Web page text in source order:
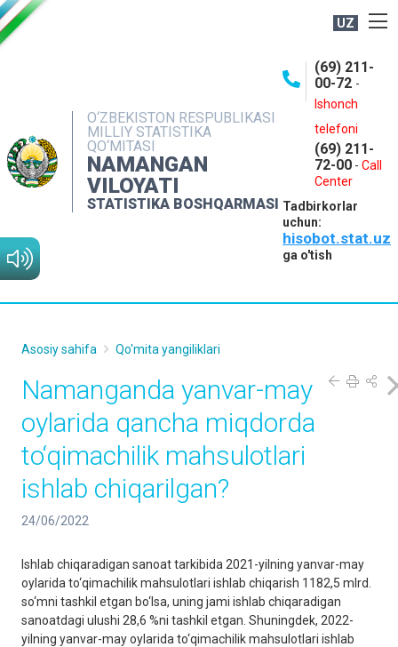
UZ
O‘ZBEKISTON RESPUBLIKASI
MILLIY STATISTIKA
QO‘MITASI
NAMANGAN
VILOYATI
STATISTIKA BOSHQARMASI
(69) 211-
00-72 -
Ishonch
telefoni
(69) 211-
72-00 - Call
Center
Tadbirkorlar
uchun:
hisobot.stat.uz
ga o'tish
NASHRLAR
INTERAKTIV XIZMATLAR
MATBUOT XIZMATI
MUROJAATLAR
Asosiy sahifa Qo'mita yangiliklari
Namanganda yanvar-may
oylarida qancha miqdorda
to‘qimachilik mahsulotlari
ishlab chiqarilgan?
24/06/2022
Ishlab chiqaradigan sanoat tarkibida 2021-yilning yanvar-may
oylarida to‘qimachilik mahsulotlari ishlab chiqarish 1182,5 mlrd.
so‘mni tashkil etgan bo‘lsa, uning jami ishlab chiqaradigan
sanoatdagi ulushi 28,6 %ni tashkil etgan. Shuningdek, 2022-
yilning yanvar-may oylarida to‘qimachilik mahsulotlari ishlab